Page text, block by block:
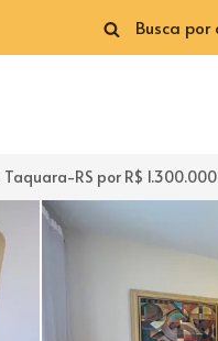
RS por R$ 1.300.000